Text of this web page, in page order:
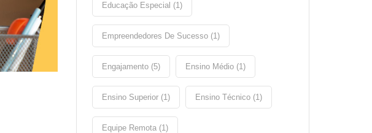
Educação Especial (1)
Empreendedores De Sucesso (1)
Engajamento (5) Ensino Médio (1)
Ensino Superior (1) Ensino Técnico (1)
Equipe Remota (1)